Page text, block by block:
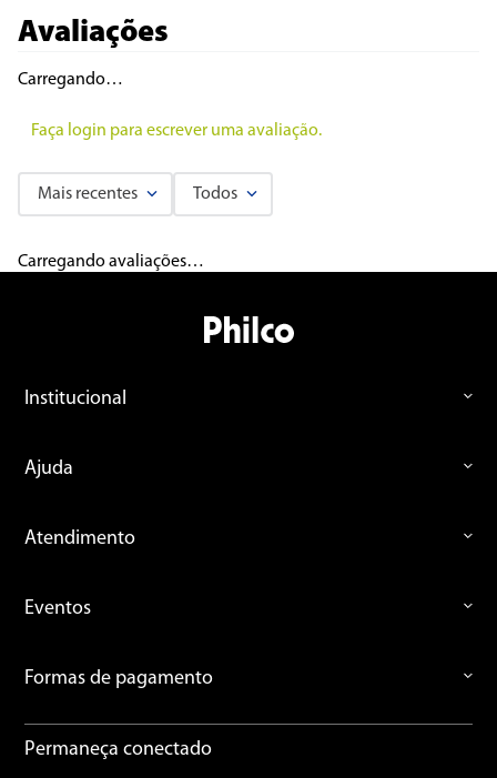
Avaliações
Carregando…
Faça login para escrever uma avaliação.
Mais recentes Todos
Carregando avaliações…
Institucional
Ajuda
Atendimento
Eventos
Formas de pagamento
Permaneça conectado